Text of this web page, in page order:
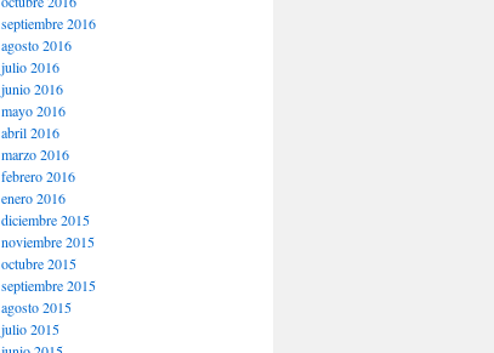
septiembre 2016
agosto 2016
julio 2016
junio 2016
mayo 2016
abril 2016
marzo 2016
febrero 2016
enero 2016
diciembre 2015
noviembre 2015
octubre 2015
septiembre 2015
agosto 2015
julio 2015